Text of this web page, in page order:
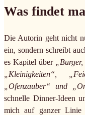
Was findet
Die Autorin geht nicht
ein, sondern schreibt
es Kapitel über
„Kleinigkeiten“,
„Ofenzauber“ und
schnelle Dinner-Ideen
mich auf ganzer Linie